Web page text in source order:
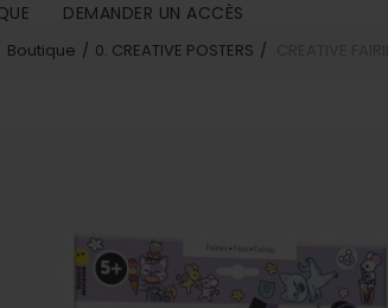
DEMANDER UN ACCÈS
Boutique 0. CREATIVE POSTERS